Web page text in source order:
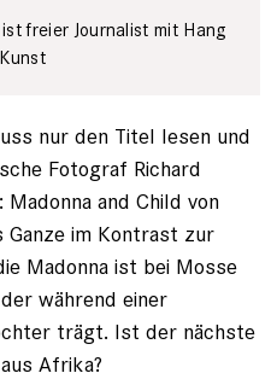
freier Journalist mit Hang
nur den Titel lesen und
Fotograf Richard
and Child von
im Kontrast zur
Madonna ist bei Mosse
während einer
trägt. Ist der nächste
Afrika?